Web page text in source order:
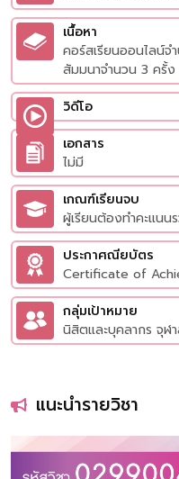
เนื้อหา
คอร์สเรียนออนไลน์จ
สัมมนาจำนวน 3 ครั้ง
วิดีโอ
เอกสาร
ไม่มี
เกณฑ์เรียนจบ
ผู้เรียนต้องทำคะแนน
ประกาศณียบัตร
Certificate of
กลุ่มเป้าหมาย
นิสิตและบุคลากร จุฬ
แนะนำรายวิชา